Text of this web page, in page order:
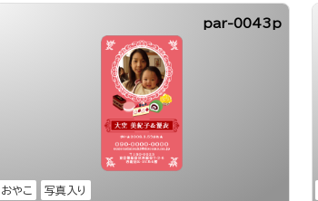
おやこ 写真入り
par-0043p